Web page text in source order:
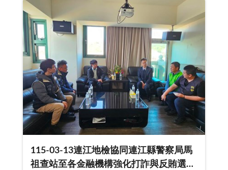
115-03-13連江地檢協同連江縣警察局馬
祖查站至各金融機構強化打詐與反賄選共